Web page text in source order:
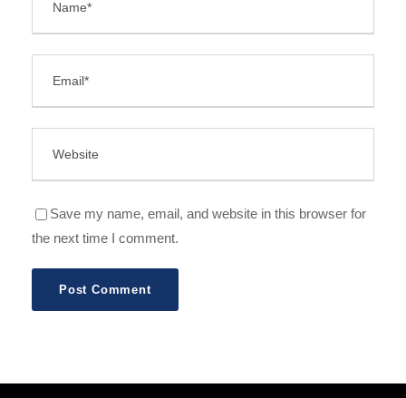
Save my name, email, and website in this browser for
the next time I comment.